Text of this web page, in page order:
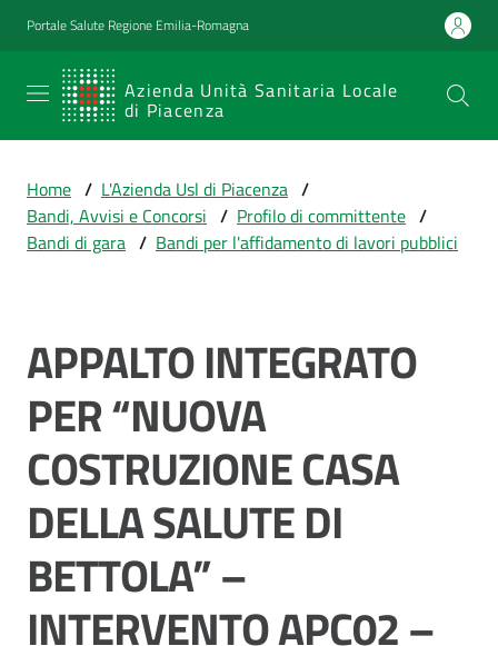
Vai al contenuto
Vai alla navigazione
Vai al footer
Portale Salute Regione Emilia-Romagna
Azienda Unità Sanitaria Locale
di Piacenza
SERVIZIO
SANITARIO
Emilia-
Romagna
Prestazioni
e
percorsi
di
cura
Come
fare
Home / L'Azienda Usl di Piacenza /
Bandi, Avvisi e Concorsi / Profilo di committente /
Bandi di gara / Bandi per l'affidamento di lavori pubblici
Salta al contenuto
APPALTO INTEGRATO
PER “NUOVA
COSTRUZIONE CASA
DELLA SALUTE DI
BETTOLA” –
INTERVENTO APC02 –